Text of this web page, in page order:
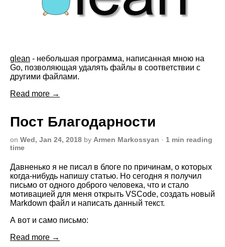
glean - небольшая программа, написанная мною на
Go, позволяющая удалять файлы в соответствии с
другими файлами.
Read more →
Пост Благодарности
on Wed, Jan 24, 2018 by Armen Markossyan · 1 min reading
time
Давненько я не писал в блоге по причинам, о которых
когда-нибудь напишу статью. Но сегодня я получил
письмо от одного доброго человека, что и стало
мотивацией для меня открыть VSCode, создать новый
Markdown файл и написать данный текст.
А вот и само письмо:
Read more →